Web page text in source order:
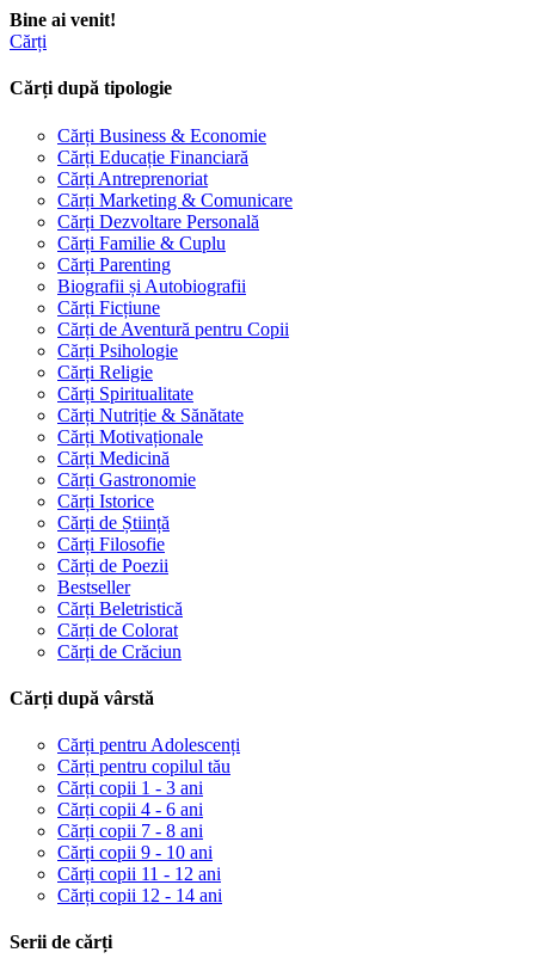
Bine ai venit!
Cărți
Cărți după tipologie
Cărți Business & Economie
Cărți Educație Financiară
Cărți Antreprenoriat
Cărți Marketing & Comunicare
Cărți Dezvoltare Personală
Cărți Familie & Cuplu
Cărți Parenting
Biografii și Autobiografii
Cărți Ficțiune
Cărți de Aventură pentru Copii
Cărți Psihologie
Cărți Religie
Cărți Spiritualitate
Cărți Nutriție & Sănătate
Cărți Motivaționale
Cărți Medicină
Cărți Gastronomie
Cărți Istorice
Cărți de Știință
Cărți Filosofie
Cărți de Poezii
Bestseller
Cărți Beletristică
Cărți de Colorat
Cărți de Crăciun
Cărți după vârstă
Cărți pentru Adolescenți
Cărți pentru copilul tău
Cărți copii 1 - 3 ani
Cărți copii 4 - 6 ani
Cărți copii 7 - 8 ani
Cărți copii 9 - 10 ani
Cărți copii 11 - 12 ani
Cărți copii 12 - 14 ani
Serii de cărți